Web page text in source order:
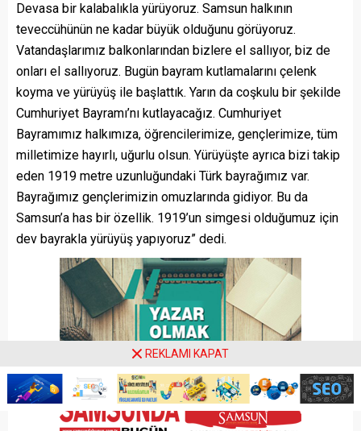
Devasa bir kalabalıkla yürüyoruz. Samsun halkının
teveccühünün ne kadar büyük olduğunu görüyoruz.
Vatandaşlarımız balkonlarından bizlere el sallıyor, biz de
onları el sallıyoruz. Bugün bayram kutlamalarını çelenk
koyma ve yürüyüş ile başlattık. Yarın da coşkulu bir şekilde
Cumhuriyet Bayramı’nı kutlayacağız. Cumhuriyet
Bayramımız halkımıza, öğrencilerimize, gençlerimize, tüm
milletimize hayırlı, uğurlu olsun. Yürüyüşte ayrıca bizi takip
eden 1919 metre uzunluğundaki Türk bayrağımız var.
Bayrağımız gençlerimizin omuzlarında gidiyor. Bu da
Samsun’a has bir özellik. 1919’un simgesi olduğumuz için
dev bayrakla yürüyüş yapıyoruz” dedi.
REKLAMI KAPAT